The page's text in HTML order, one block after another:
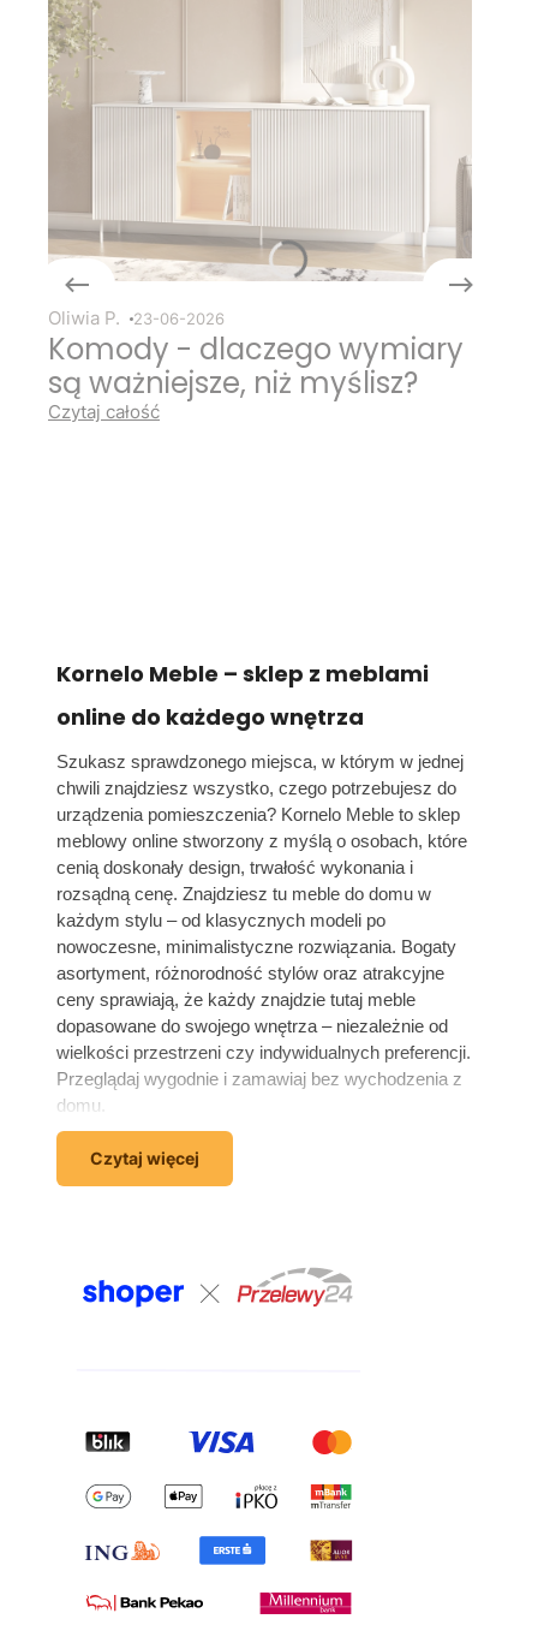
Oliwia P. 23-06-2026
Komody - dlaczego wymiary
są ważniejsze, niż myślisz?
Czytaj całość
Kornelo Meble – sklep z meblami
online do każdego wnętrza
Szukasz sprawdzonego miejsca, w którym w jednej
chwili znajdziesz wszystko, czego potrzebujesz do
urządzenia pomieszczenia? Kornelo Meble to sklep
meblowy online stworzony z myślą o osobach, które
cenią doskonały design, trwałość wykonania i
rozsądną cenę. Znajdziesz tu meble do domu w
każdym stylu – od klasycznych modeli po
nowoczesne, minimalistyczne rozwiązania. Bogaty
asortyment, różnorodność stylów oraz atrakcyjne
ceny sprawiają, że każdy znajdzie tutaj meble
dopasowane do swojego wnętrza – niezależnie od
wielkości przestrzeni czy indywidualnych preferencji.
Przeglądaj wygodnie i zamawiaj bez wychodzenia z
domu.
Wyposażenie domu – wszystko,
czego potrzebujesz, w jednym
Kompleksowe wyposażenie domu to coś więcej niż
zakup sofy czy łóżka. To świadome dopasowanie
salonu, sypialni, pokoju młodzieżowego, przedpokoju i
łazienki. W jednym zamówieniu możesz
skompletować całe wnętrze – od sofy i szafki RTV,
przez łóżko i komodę, aż po meble do pokoju
Meble do salonu – komfort i estetyka
w jednym
Czytaj więcej